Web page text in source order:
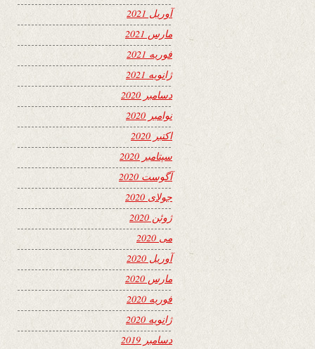
آوریل 2021
مارس 2021
فوریه 2021
ژانویه 2021
دسامبر 2020
نوامبر 2020
اکتبر 2020
سپتامبر 2020
آگوست 2020
جولای 2020
ژوئن 2020
می 2020
آوریل 2020
مارس 2020
فوریه 2020
ژانویه 2020
دسامبر 2019